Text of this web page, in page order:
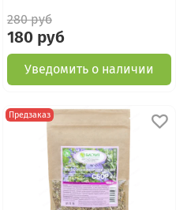
280 руб
180 руб
Уведомить о наличии
Предзаказ